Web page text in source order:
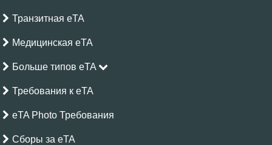
Транзитная eTA
Медицинская eTA
Больше типов eTA
Требования к eTA
eTA Photo Требования
Сборы за eTA